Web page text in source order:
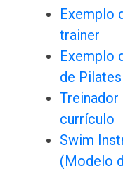
Exemplo
trainer
Exemplo
de Pilates
currículo
Swim
(Modelo